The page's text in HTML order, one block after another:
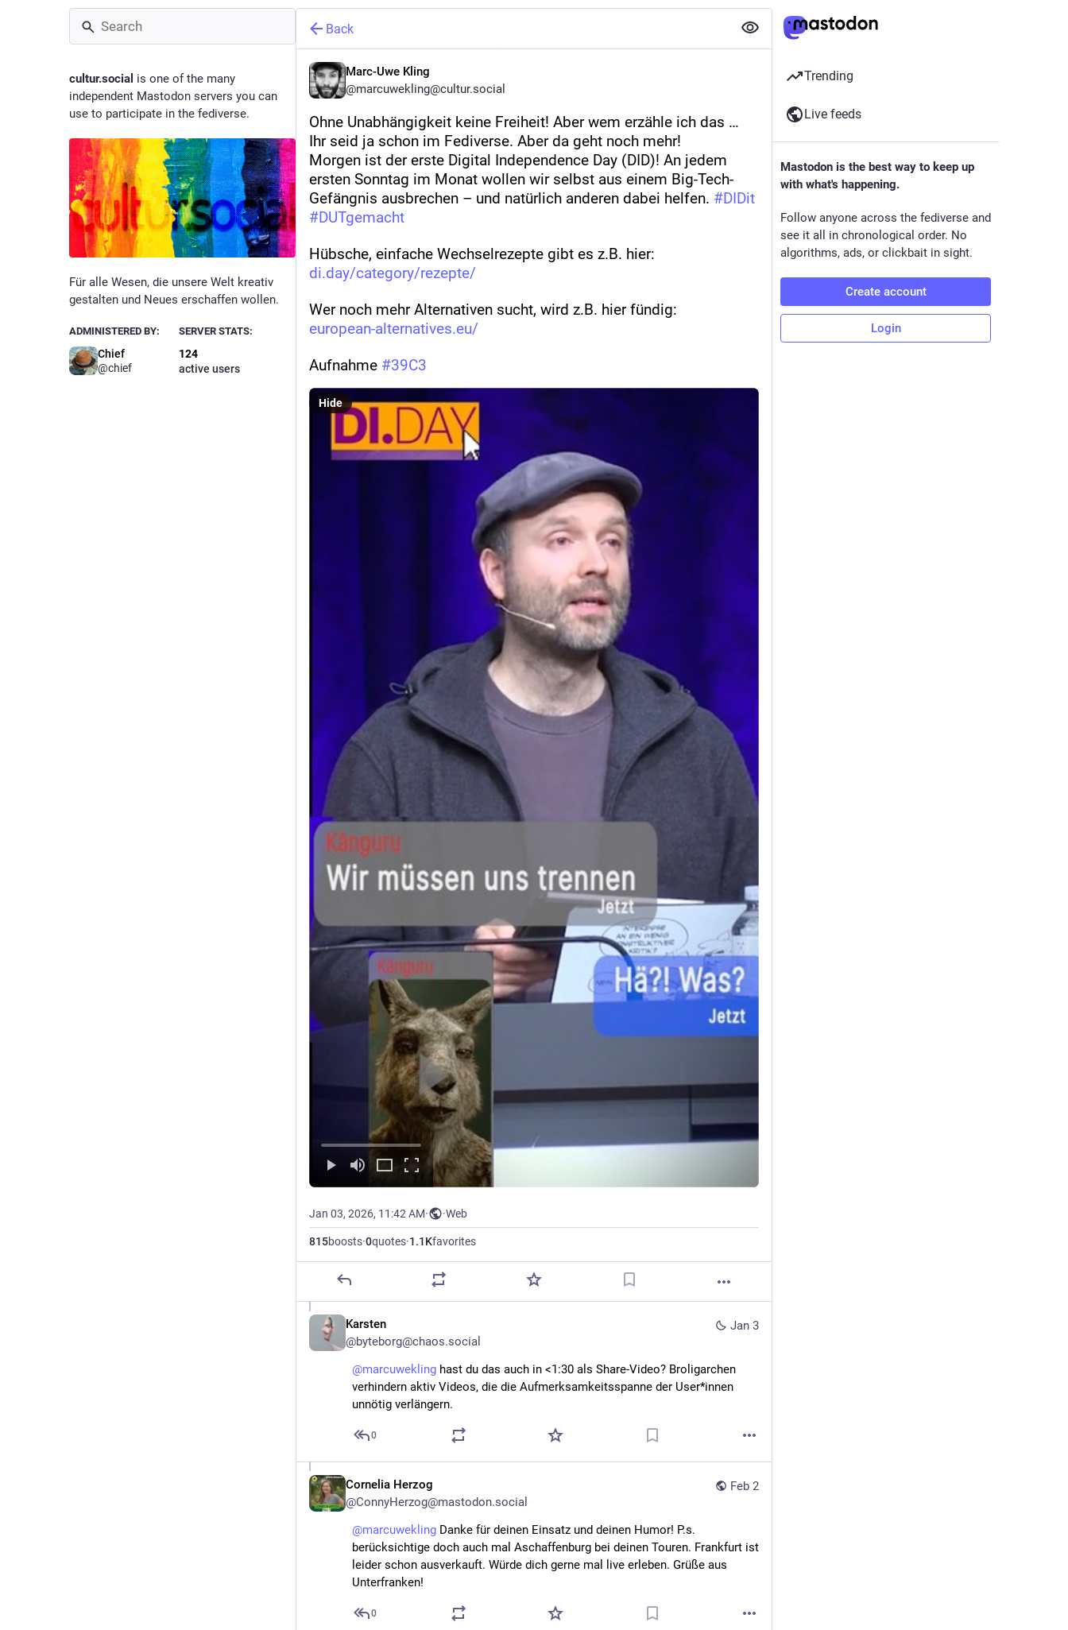
cultur.social is one of the many
independent Mastodon servers you can
use to participate in the fediverse.
Für alle Wesen, die unsere Welt kreativ
gestalten und Neues erschaffen wollen.
ADMINISTERED BY:
Chief
@chief
SERVER STATS:
124
active users
Back
Marc-Uwe Kling
@marcuwekling@cultur.social
Ohne Unabhängigkeit keine Freiheit! Aber wem erzähle ich das …
Ihr seid ja schon im Fediverse. Aber da geht noch mehr!
Morgen ist der erste Digital Independence Day (DID)! An jedem
ersten Sonntag im Monat wollen wir selbst aus einem Big-Tech-
Gefängnis ausbrechen – und natürlich anderen dabei helfen. #DIDit
#DUTgemacht
Hübsche, einfache Wechselrezepte gibt es z.B. hier:
di.day/category/rezepte/
Wer noch mehr Alternativen sucht, wird z.B. hier fündig:
european-alternatives.eu/
Aufnahme #39C3
Hide
Jan 03, 2026, 11:42 AM· ·Web
815boosts·0quotes·1.1Kfavorites
Jan 3
Karsten
@byteborg@chaos.social
@marcuwekling hast du das auch in <1:30 als Share-Video? Broligarchen
verhindern aktiv Videos, die die Aufmerksamkeitsspanne der User*innen
unnötig verlängern.
0
Feb 2
Cornelia Herzog
@ConnyHerzog@mastodon.social
@marcuwekling Danke für deinen Einsatz und deinen Humor! P.s.
berücksichtige doch auch mal Aschaffenburg bei deinen Touren. Frankfurt ist
leider schon ausverkauft. Würde dich gerne mal live erleben. Grüße aus
Unterfranken!
0
Trending
Live feeds
Mastodon is the best way to keep up
with what's happening.
Follow anyone across the fediverse and
see it all in chronological order. No
algorithms, ads, or clickbait in sight.
Create account
Login